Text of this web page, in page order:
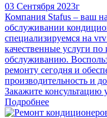
03 Сентября 2023г
Компания Stafus – ваш
обслуживании
специализируемся на
качественные услуги по
обслуживанию.
ремонту сегодня и
производительность и
Закажите консультацию
Подробнее